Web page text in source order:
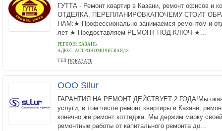
ГУТТА - Ремонт квартир в Казани, ремонт офисов и
ОТДЕЛКА, ПЕРЕПЛАНИРОВКАПОЧЕМУ СТОИТ
НАМ:★ Профессионально занимаемся ремонтом и
лет ★ Предоставляем РЕМОНТ ПОД КЛЮЧ ★...
РЕГИОН: КАЗАНЬ
АДРЕС: АСТРОНОМИЧЕСКАЯ,13
ТЕЛ:ПОКАЗАТЬ
8(843)562-00-00
ООО Silur
ГАРАНТИЯ НА РЕМОНТ ДЕЙСТВУЕТ 2 ГОДА!Мы
услуги, в том числе ремонт квартиры в Казани,
конечно же ремонт коттеджа. Мы держим марку
ремонтные работы от капитального ремонта до...